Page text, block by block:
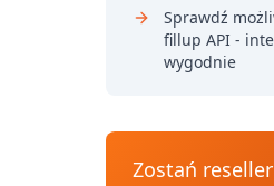
Sprawdź
fillup API -
wygodnie
Zostań